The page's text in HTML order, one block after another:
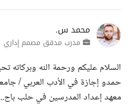
محمد س.
مدرب مدقق مصمم إداري
السلام عليكم ورحمة الله
حمدو إجازة في الأدب العربي /
معهد إعداد المدرسين في حلب باح...